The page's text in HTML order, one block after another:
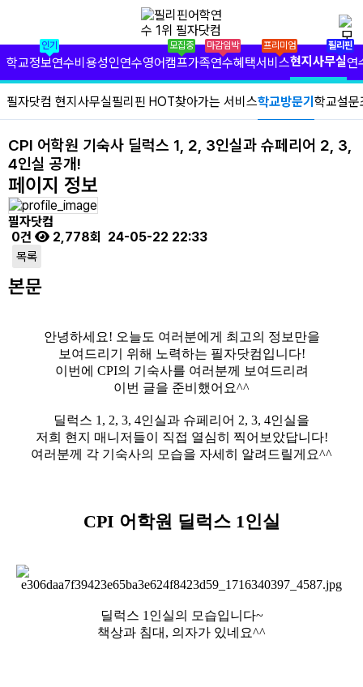
✕
필리핀 학원 정보
필리핀 연수 비용
유형별 필리핀 연수
필리핀 가족 연수
필자닷컴 프리미엄 서비스
필자닷컴 현지 사무실
필리핀 출국준비
필리핀 조기유학
필리핀 연계연수
필자뉴스
인기
학교정보연수비용성인연수
모집중
영어캠프
마감임박
가족연수
프리미엄
혜택서비스
필리핀
현지사무실연
필자닷컴 현지사무실필리핀 HOT찾아가는 서비스학교방문기 학교설문
CPI 어학원 기숙사 딜럭스 1, 2, 3인실과 슈페리어 2, 3,
4인실 공개!
페이지 정보
필자닷컴
0건
2,778회 24-05-22 22:33
목록
본문
안녕하세요! 오늘도 여러분에게 최고의 정보만을
보여드리기 위해 노력하는 필자닷컴입니다!
이번에 CPI의 기숙사를 여러분께 보여드리려
이번 글을 준비했어요^^
딜럭스 1, 2, 3, 4인실과 슈페리어 2, 3, 4인실을
저희 현지 매니저들이 직접 열심히 찍어보았답니다!
여러분께 각 기숙사의 모습을 자세히 알려드릴게요^^
CPI 어학원 딜럭스 1인실
딜럭스 1인실의 모습입니다~
책상과 침대, 의자가 있네요^^